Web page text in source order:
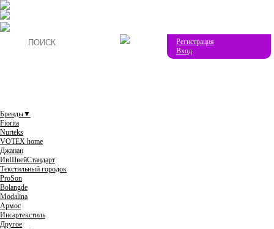
Регистрация
Вход
Бренды▼
Fiorita
Nurteks
VOTEX home
Джанан
ИвШвейСтандарт
Текстильный городок
ProSon
Bolangde
Modalina
Армос
Инсартекстиль
Другое